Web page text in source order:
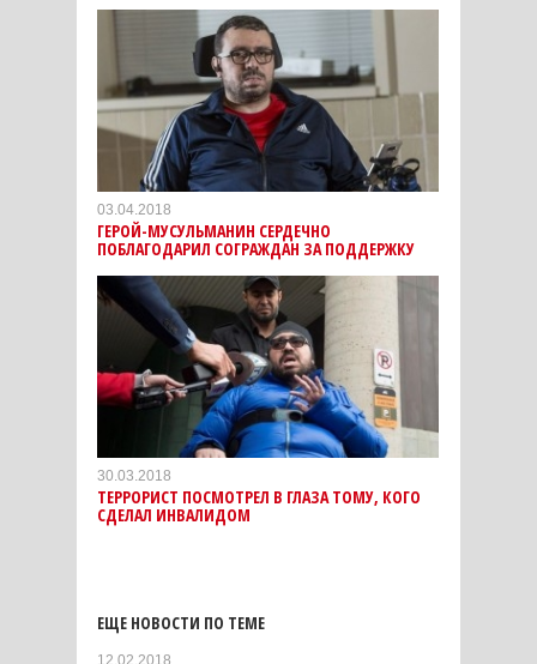
03.04.2018
ГЕРОЙ-МУСУЛЬМАНИН СЕРДЕЧНО
ПОБЛАГОДАРИЛ СОГРАЖДАН ЗА ПОДДЕРЖКУ
30.03.2018
ТЕРРОРИСТ ПОСМОТРЕЛ В ГЛАЗА ТОМУ, КОГО
СДЕЛАЛ ИНВАЛИДОМ
ЕЩЕ НОВОСТИ ПО ТЕМЕ